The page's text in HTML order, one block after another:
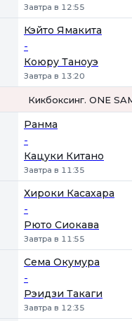
Завтра в 12:55
Кэйто Ямакита
-
Коюру Таноуэ
Завтра в 13:20
Кикбоксинг. ONE
Ранма
-
Кацуки Китано
Завтра в 11:35
Хироки Касахара
-
Рюто Сиокава
Завтра в 11:55
Сема Окумура
-
Рэидзи Такаги
Завтра в 12:35